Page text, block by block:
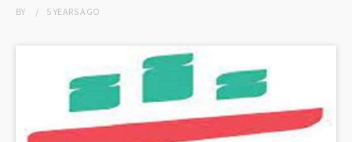
BY 5 YEARSAGO